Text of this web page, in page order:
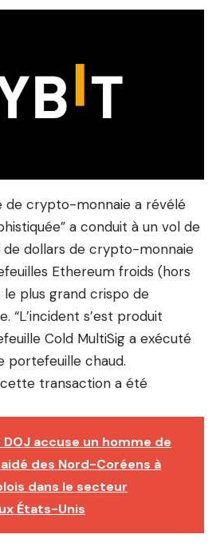
de crypto-monnaie a révélé
a conduit à un vol de
de dollars de crypto-monnaie
Ethereum froids (hors
le plus grand crispo de
“L’incident s’est produit
Cold MultiSig a exécuté
portefeuille chaud.
transaction a été
DOJ accuse un homme de
des Nord-Coréens à
dans le secteur
États-Unis